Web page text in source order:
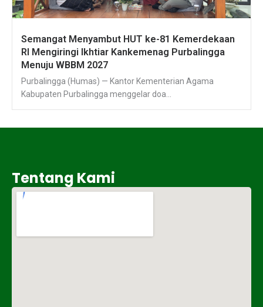
Semangat Menyambut HUT ke-81 Kemerdekaan
RI Mengiringi Ikhtiar Kankemenag Purbalingga
Menuju WBBM 2027
Purbalingga (Humas) — Kantor Kementerian Agama
Kabupaten Purbalingga menggelar doa...
Tentang Kami